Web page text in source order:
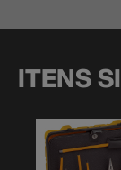
ITENS